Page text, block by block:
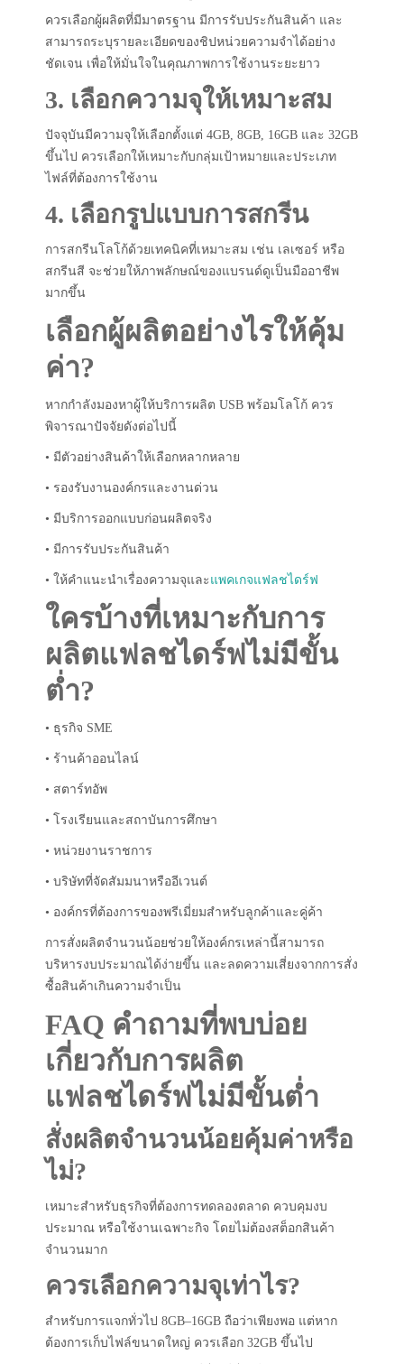
ควรเลือกผู้ผลิตที่มีมาตรฐาน มีการรับประกันสินค้า และ
สามารถระบุรายละเอียดของชิปหน่วยความจำได้อย่าง
ชัดเจน เพื่อให้มั่นใจในคุณภาพการใช้งานระยะยาว
3. เลือกความจุให้เหมาะสม
ปัจจุบันมีความจุให้เลือกตั้งแต่ 4GB, 8GB, 16GB และ 32GB
ขึ้นไป ควรเลือกให้เหมาะกับกลุ่มเป้าหมายและประเภท
ไฟล์ที่ต้องการใช้งาน
4. เลือกรูปแบบการสกรีน
การสกรีนโลโก้ด้วยเทคนิคที่เหมาะสม เช่น เลเซอร์ หรือ
สกรีนสี จะช่วยให้ภาพลักษณ์ของแบรนด์ดูเป็นมืออาชีพ
มากขึ้น
เลือกผู้ผลิตอย่างไรให้คุ้ม
ค่า?
หากกำลังมองหาผู้ให้บริการผลิต USB พร้อมโลโก้ ควร
พิจารณาปัจจัยดังต่อไปนี้
• มีตัวอย่างสินค้าให้เลือกหลากหลาย
• รองรับงานองค์กรและงานด่วน
• มีบริการออกแบบก่อนผลิตจริง
• มีการรับประกันสินค้า
• ให้คำแนะนำเรื่องความจุและ แพคเกจแฟลชไดร์ฟ
ใครบ้างที่เหมาะกับการ
ผลิตแฟลชไดร์ฟไม่มีขั้น
ต่ำ?
• ธุรกิจ SME
• ร้านค้าออนไลน์
• สตาร์ทอัพ
• โรงเรียนและสถาบันการศึกษา
• หน่วยงานราชการ
• บริษัทที่จัดสัมมนาหรืออีเวนต์
• องค์กรที่ต้องการของพรีเมี่ยมสำหรับลูกค้าและคู่ค้า
การสั่งผลิตจำนวนน้อยช่วยให้องค์กรเหล่านี้สามารถ
บริหารงบประมาณได้ง่ายขึ้น และลดความเสี่ยงจากการสั่ง
ซื้อสินค้าเกินความจำเป็น
FAQ คำถามที่พบบ่อย
เกี่ยวกับการผลิต
แฟลชไดร์ฟไม่มีขั้นต่ำ
สั่งผลิตจำนวนน้อยคุ้มค่าหรือ
ไม่?
เหมาะสำหรับธุรกิจที่ต้องการทดลองตลาด ควบคุมงบ
ประมาณ หรือใช้งานเฉพาะกิจ โดยไม่ต้องสต็อกสินค้า
จำนวนมาก
ควรเลือกความจุเท่าไร?
สำหรับการแจกทั่วไป 8GB–16GB ถือว่าเพียงพอ แต่หาก
ต้องการเก็บไฟล์ขนาดใหญ่ ควรเลือก 32GB ขึ้นไป